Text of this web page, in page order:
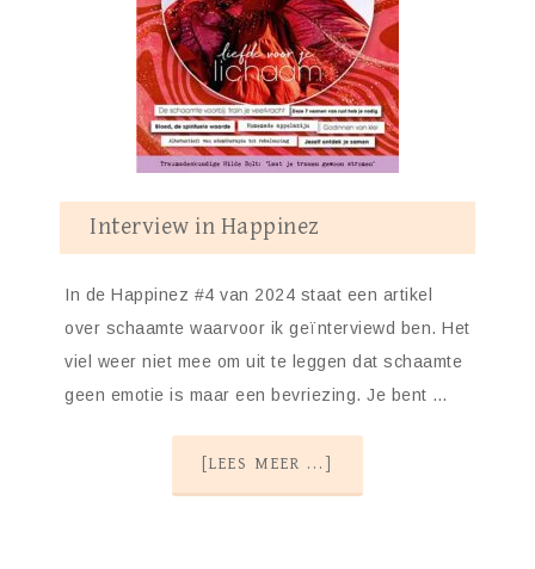
Interview in Happinez
In de Happinez #4 van 2024 staat een artikel
over schaamte waarvoor ik geïnterviewd ben. Het
viel weer niet mee om uit te leggen dat schaamte
geen emotie is maar een bevriezing. Je bent …
[LEES MEER ...]